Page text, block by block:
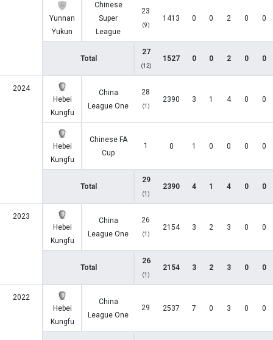
Yunnan
Yukun
Chinese
Super
League
23
(9)
1413 0 0 2 0 0
Total
27
(12)
1527 0 0 2 0 0
2024
Hebei
Kungfu
China
League One
28
(1)
2390 3 1 4 0 0
Hebei
Kungfu
Chinese FA
Cup
1 0 1 0 0 0 0
Total
29
(1)
2390 4 1 4 0 0
2023
Hebei
Kungfu
China
League One
26
(1)
2154 3 2 3 0 0
Total
26
(1)
2154 3 2 3 0 0
2022
Hebei
Kungfu
China
League One
29 2537 7 0 3 0 0